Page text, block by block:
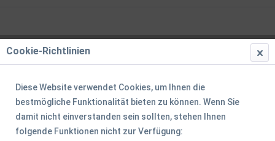
Cookie-Richtlinien
Diese Website verwendet Cookies, um Ihnen die
bestmögliche Funktionalität bieten zu können. Wenn Sie
damit nicht einverstanden sein sollten, stehen Ihnen
folgende Funktionen nicht zur Verfügung: